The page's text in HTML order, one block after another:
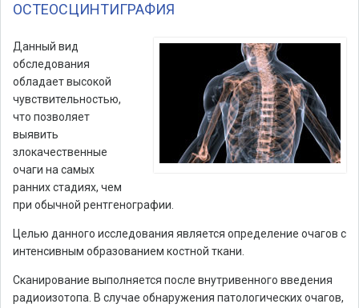
ОСТЕОСЦИНТИГРАФИЯ
Данный вид
обследования
обладает высокой
чувствительностью,
что позволяет
выявить
злокачественные
очаги на самых
ранних стадиях, чем
при обычной рентгенографии.
Целью данного исследования является определение очагов с
интенсивным образованием костной ткани.
Сканирование выполняется после внутривенного введения
радиоизотопа. В случае обнаружения патологических очагов,